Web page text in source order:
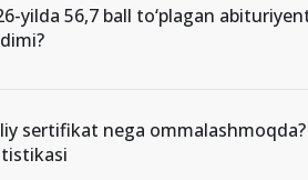
yilda 56,7 ball to‘plagan
sertifikat nega ommalashmoqda?